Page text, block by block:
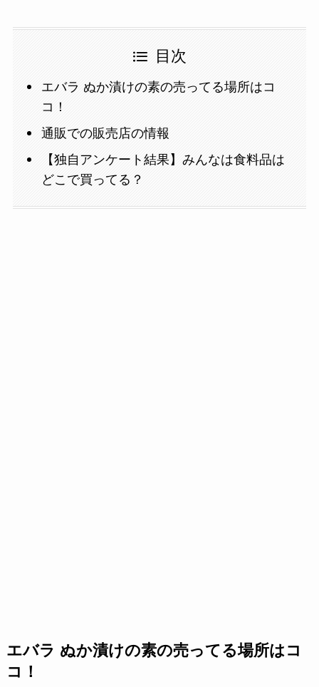
目次
エバラ ぬか漬けの素の売ってる場所はコ
コ！
通販での販売店の情報
【独自アンケート結果】みんなは食料品は
どこで買ってる？
エバラ ぬか漬けの素の売ってる場所はコ
コ！